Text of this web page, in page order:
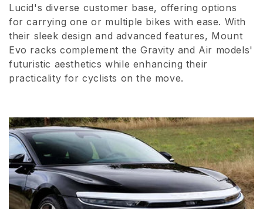
:
Lucid's diverse customer base, offering options
for carrying one or multiple bikes with ease. With
their sleek design and advanced features, Mount
Evo racks complement the Gravity and Air models'
futuristic aesthetics while enhancing their
practicality for cyclists on the move.